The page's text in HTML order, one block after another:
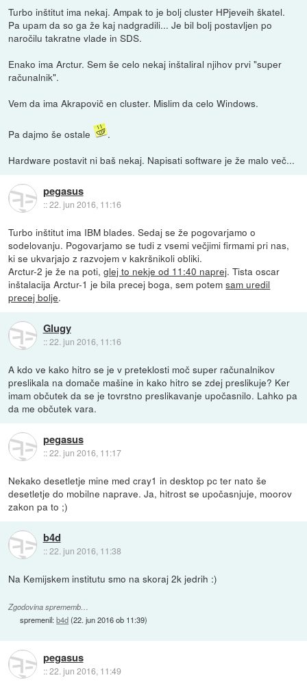
Turbo inštitut ima nekaj. Ampak to je bolj cluster HPjeveih škatel.
Pa upam da so ga že kaj nadgradili... Je bil bolj postavljen po
naročilu takratne vlade in SDS.
Enako ima Arctur. Sem še celo nekaj inštaliral njihov prvi "super
računalnik".
Vem da ima Akrapovič en cluster. Mislim da celo Windows.
Pa dajmo še ostale
.
Hardware postavit ni baš nekaj. Napisati software je že malo več...
pegasus
::22. jun 2016, 11:16
Turbo inštitut ima IBM blades. Sedaj se že pogovarjamo o
sodelovanju. Pogovarjamo se tudi z vsemi večjimi firmami pri nas,
ki se ukvarjajo z razvojem v kakršnikoli obliki.
Arctur-2 je že na poti,glej to nekje od 11:40 naprej. Tista oscar
inštalacija Arctur-1 je bila precej boga, sem potemsam uredil
precej bolje.
Glugy
::22. jun 2016, 11:16
A kdo ve kako hitro se je v preteklosti moč super računalnikov
preslikala na domače mašine in kako hitro se zdej preslikuje? Ker
imam občutek da se je tovrstno preslikavanje upočasnilo. Lahko pa
da me občutek vara.
pegasus
::22. jun 2016, 11:17
Nekako desetletje mine med cray1 in desktop pc ter nato še
desetletje do mobilne naprave. Ja, hitrost se upočasnjuje, moorov
zakon pa to ;)
b4d
::22. jun 2016, 11:38
Na Kemijskem institutu smo na skoraj 2k jedrih :)
Zgodovina sprememb…
spremenil:b4d(22. jun 2016 ob 11:39)
pegasus
::22. jun 2016, 11:49